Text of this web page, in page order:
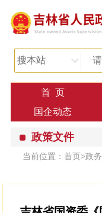
搜本站
首 页
国企动态
政策文件
当前位置： 首页>政